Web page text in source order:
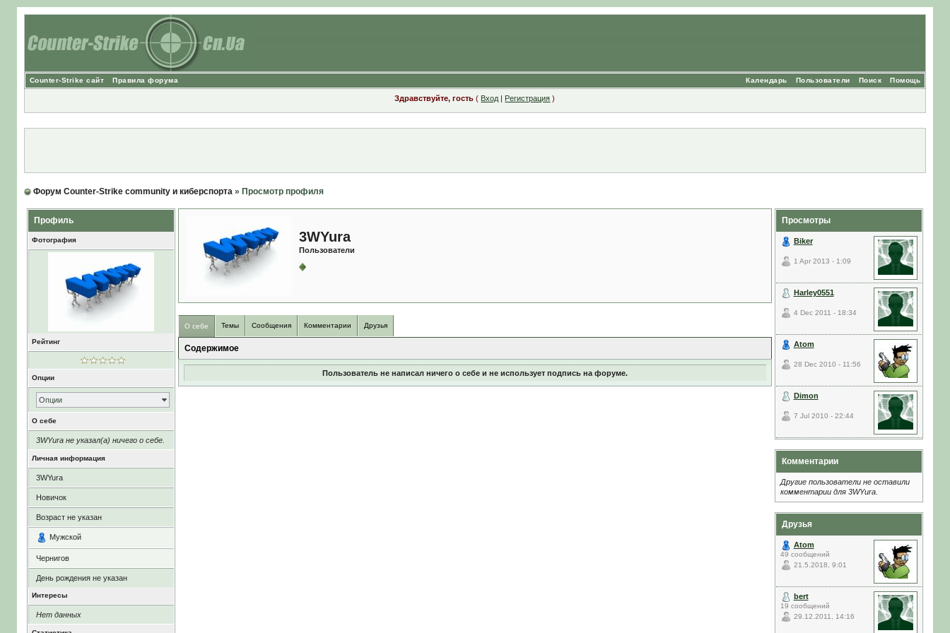
Counter-Strike сайт Правила форума Помощь
Поиск
Пользователи
Календарь
Здравствуйте, гость ( Вход | Регистрация )
Форум Counter-Strike community и киберспорта» Просмотр профиля
Профиль
Фотография
Рейтинг
Опции
Опции
О себе
3WYura не указал(а) ничего о себе.
Личная информация
3WYura
Новичок
Возраст не указан
Мужской
Чернигов
День рождения не указан
Интересы
Нет данных
3WYura
Пользователи
О себе Темы Сообщения Комментарии Друзья
Содержимое
Пользователь не написал ничего о себе и не использует подпись на форуме.
Просмотры
Biker
1 Apr 2013 - 1:09
Harley0551
4 Dec 2011 - 18:34
Atom
28 Dec 2010 - 11:56
Dimon
7 Jul 2010 - 22:44
Комментарии
Другие пользователи не оставили
комментарии для 3WYura.
Друзья
Atom
49 сообщений
21.5.2018, 9:01
bert
19 сообщений
29.12.2011, 14:16